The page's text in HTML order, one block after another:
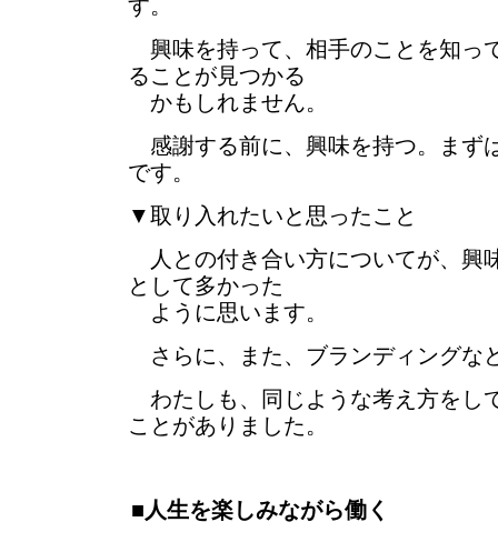
す。
興味を持って、相手のことを知っ
ることが見つかる
かもしれません。
感謝する前に、興味を持つ。まず
です。
▼取り入れたいと思ったこと
人との付き合い方についてが、興
として多かった
ように思います。
さらに、また、ブランディングな
わたしも、同じような考え方をし
ことがありました。
■人生を楽しみながら働く